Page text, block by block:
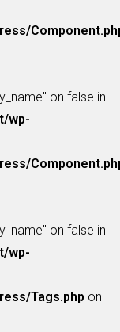
on false in
wp-
on false in
wp-
Tags.php on